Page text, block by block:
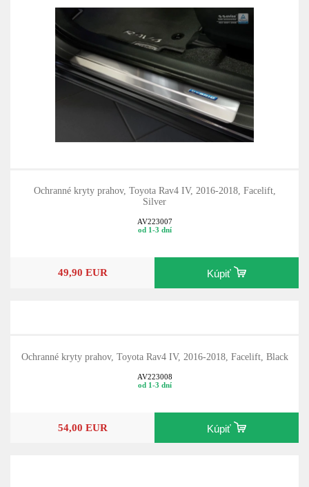
Ochranné kryty prahov, Toyota Rav4 IV, 2016-2018, Facelift,
Silver
AV223007
od 1-3 dní
49,90 EUR Kúpiť
Ochranné kryty prahov, Toyota Rav4 IV, 2016-2018, Facelift, Black
AV223008
od 1-3 dní
54,00 EUR Kúpiť